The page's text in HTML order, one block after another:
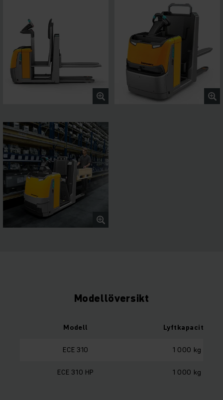
Modellöversikt
Modell Lyftkapacitet
ECE 310 1 000 kg
ECE 310 HP 1 000 kg